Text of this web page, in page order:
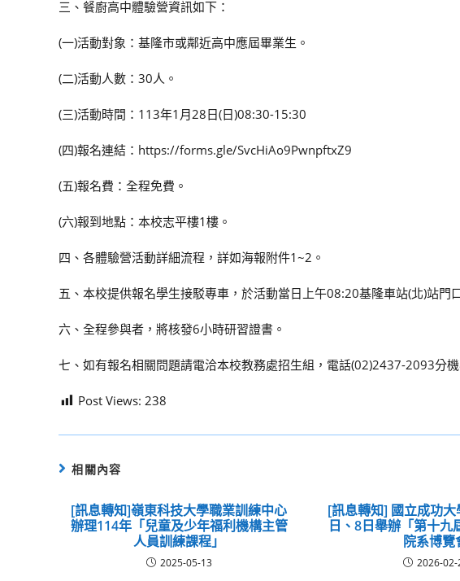
三、餐廚高中體驗營資訊如下：
(一)活動對象：基隆市或鄰近高中應屆畢業生。
(二)活動人數：30人。
(三)活動時間：113年1月28日(日)08:30-15:30
(四)報名連結：https://forms.gle/SvcHiAo9PwnpftxZ9
(五)報名費：全程免費。
(六)報到地點：本校志平樓1樓。
四、各體驗營活動詳細流程，詳如海報附件1~2。
五、本校提供報名學生接駁專車，於活動當日上午08:20基隆車站(北)站門
六、全程參與者，將核發6小時研習證書。
七、如有報名相關問題請電洽本校教務處招生組，電話(02)2437-2093分
Post Views: 238
相關內容
[訊息轉知]嶺東科技大學職業訓練中心
辦理114年「兒童及少年福利機構主管
人員訓練課程」
2025-05-13
[訊息轉知] 國立成功
日、8日舉辦「第十九
院系博覽
2026-02-